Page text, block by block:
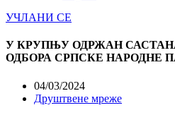
УЧЛАНИ СЕ
У КРУПЊУ ОДРЖАН
ОДБОРА СРПСКЕ НАРОДНЕ
04/03/2024
Друштвене мреже